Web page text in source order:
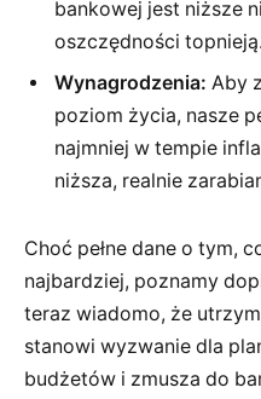
bankowej jest niższe
oszczędności topnieją.
Wynagrodzenia: Aby
poziom życia, nasze
najmniej w tempie
niższa, realnie
Choć pełne dane o tym,
najbardziej, poznamy
teraz wiadomo, że
stanowi wyzwanie dla
budżetów i zmusza do